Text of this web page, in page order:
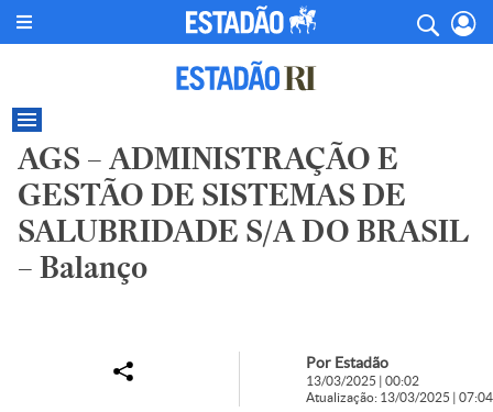
AGS – ADMINISTRAÇÃO E
GESTÃO DE SISTEMAS DE
SALUBRIDADE S/A DO BRASIL
– Balanço
Por Estadão
13/03/2025 | 00:02
Atualização: 13/03/2025 | 07:04